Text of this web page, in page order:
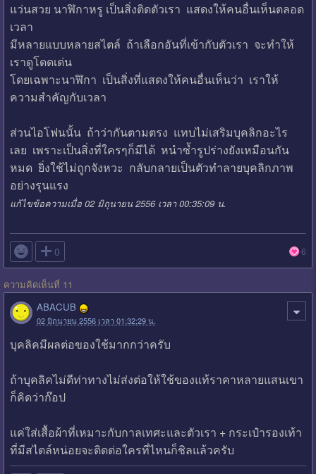
แว่นสวย นาฬิกาหรู เป็นสิ่งติดตัวเรา แสดงให้คนอื่นเห็นตลอด
เวลา
มีหลายแบบหลายสไตล์ ถ้าเลือกอันที่เข้ากับตัวเรา จะทำให้
เราดูโดดเด่น
โดยเฉพาะนาฬิกา เป็นสิ่งที่แสดงให้คนอื่นเห็นว่า เราให้
ความสำคัญกับเวลา
ส่วนไอโฟนนั้น ถ้าว่ากันตามตรง แทบไม่เสริมบุคลิกอะไร
เลย เพราะเป็นสิ่งที่ใครๆก็มีได้ หนำซ้ำรูปร่างยังเหมือนกัน
หมด ยิ่งใช้ไม่ถูกจังหวะ กลับกลายเป็นตัวทำลายบุคลิกภาพ
อย่างรุนแรง
แก้ไขข้อความเมื่อ 02 มิถุนายน 2556 เวลา 00:35:09 น.
 0 6
ความคิดเห็นที่ 11
ABACUB
02 มิถุนายน 2556 เวลา 01:32:29 น.
บุคลิคมีผลต่อของใช้มากกว่าครับ
ถ้าบุคลิคไม่ดีท่าทางไม่ส่งต่อให้ใช้ของแท้ราคาหลายแสนเขา
ก็คิดว่าก๊อป
แค่ใส่เสื้อผ้าที่เหมาะกับกาลเทศะและตัวเรา + กระเป๋ารองเท้า
ที่มีสไตล์หน่อยจะติดต่อใครที่ไหนก็ชิลแล้วครับ